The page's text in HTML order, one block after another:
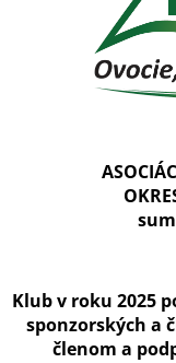
Klub v roku 2025
sponzorských a
členom a